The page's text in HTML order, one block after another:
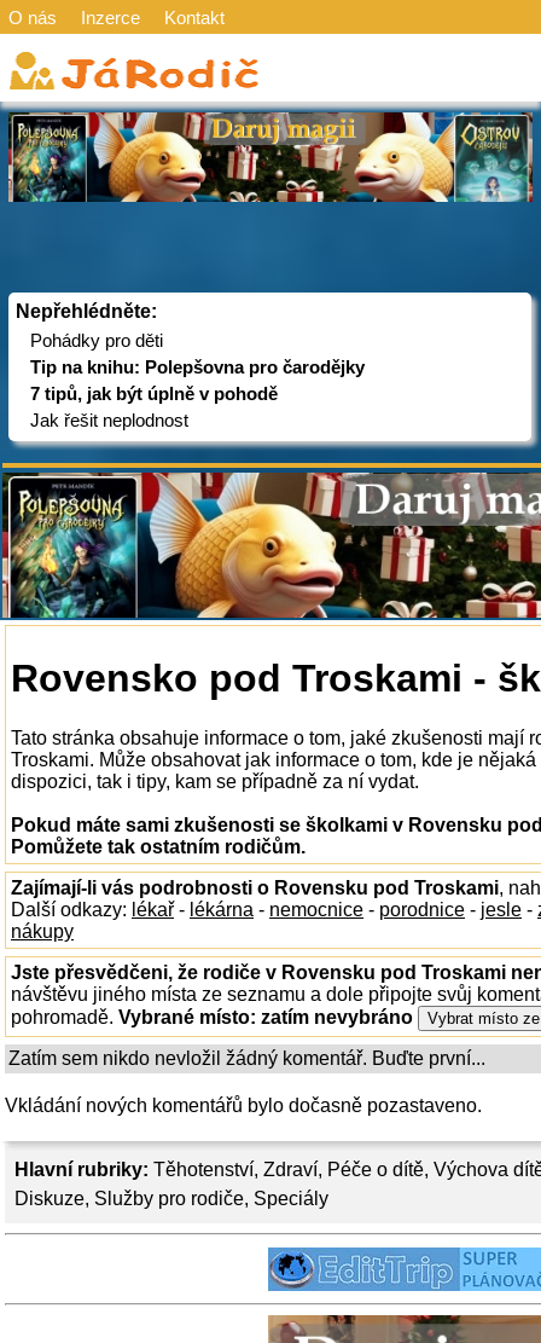
O nás Inzerce Kontakt
Nepřehlédněte:
Pohádky pro děti
Tip na knihu: Polepšovna pro čarodějky
7 tipů, jak být úplně v pohodě
Jak řešit neplodnost
Hlavní rubriky: Těhotenství, Zdraví, Péče o dítě, Výchova
Diskuze, Služby pro rodiče, Speciály
Rovensko pod Troskami -
Tato stránka obsahuje informace o tom, jaké zkušenosti mají
Troskami. Může obsahovat jak informace o tom, kde je
dispozici, tak i tipy, kam se případně za ní vydat.
Pokud máte sami zkušenosti se školkami v Rovensku
Pomůžete tak ostatním rodičům.
Zajímají-li vás podrobnosti o Rovensku pod Troskami,
Další odkazy: lékař - lékárna - nemocnice - porodnice - jesle -
nákupy
Jste přesvědčeni, že rodiče v Rovensku pod Troskami
návštěvu jiného místa ze seznamu a dole připojte svůj
pohromadě. Vybrané místo: zatím nevybráno
Zatím sem nikdo nevložil žádný komentář. Buďte první...
Vkládání nových komentářů bylo dočasně pozastaveno.